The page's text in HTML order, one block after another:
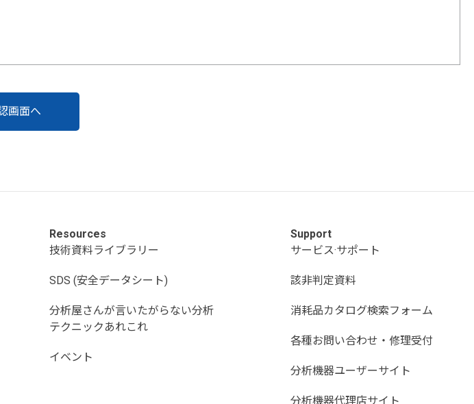
Resources
技術資料ライブラリー
SDS (安全データシート)
分析屋さんが言いたがらない分析
テクニックあれこれ
イベント
Support
サービス·サポート
該非判定資料
消耗品カタログ検索フォーム
各種お問い合わせ・修理受付
分析機器ユーザーサイト
分析機器代理店サイト